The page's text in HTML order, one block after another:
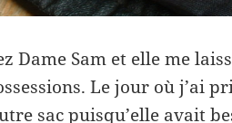
Dame Sam et elle me
Le jour où j’ai
sac puisqu’elle avait